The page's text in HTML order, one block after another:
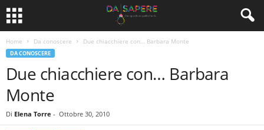
Home Da conoscere Due chiacchiere con… Barbara Monte
DA CONOSCERE
Due chiacchiere con… Barbara
Monte
Di Elena Torre - Ottobre 30, 2010